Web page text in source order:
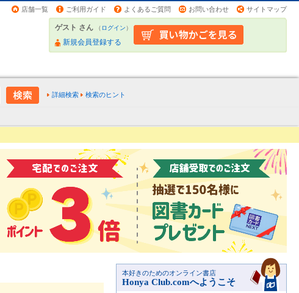
店舗一覧 ご利用ガイド よくあるご質問 お問い合わせ サイトマップ
ゲスト さん （ログイン）
新規会員登録する
詳細検索 検索のヒント
本好きのためのオンライン書店
Honya Club.comへようこそ